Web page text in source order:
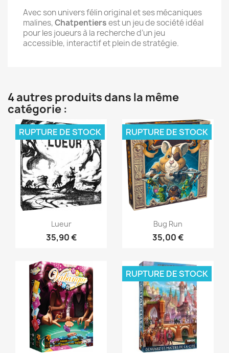
Avec son univers félin original et ses mécaniques
malines,Chatpentiersest un jeu de société idéal
pour les joueurs à la recherche d’un jeu
accessible, interactif et plein de stratégie.
4 autres produits dans la même
catégorie :
Aperçu rapide
Lueur
35,90 €
RUPTURE DE STOCK
Aperçu rapide
Bug Run
35,00 €
RUPTURE DE STOCK
RUPTURE DE STOCK